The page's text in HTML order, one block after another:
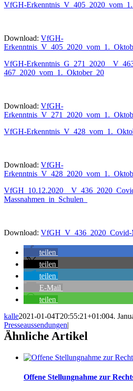
VfGH-
Download: VfGH-
VfGH-
467_2020_vom_1._Oktober_20
Download: VfGH-
VfGH-
Download: VfGH-
Massnahmen_in_Schulen_
Download: VfGH_V_436_2020_Covid-
teilen
teilen
teilen
E-Mail
teilen
kalle2021-01-04T20:55:21+01:004.
Presseaussendungen|
Ähnliche Artikel
Offene Stellungnahme zur